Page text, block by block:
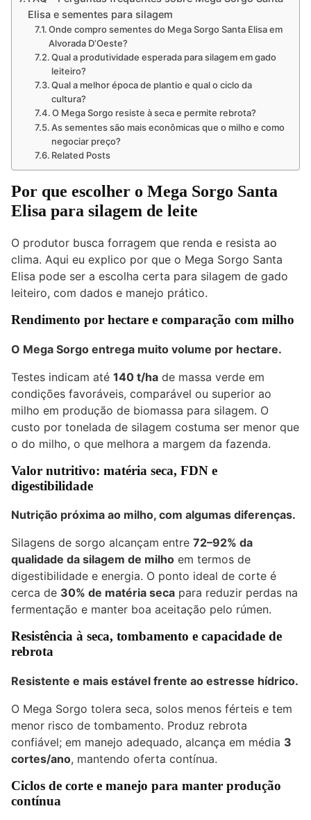
Elisa e sementes para silagem
Onde compro sementes do Mega Sorgo Santa Elisa em
Alvorada D’Oeste?
Qual a produtividade esperada para silagem em gado
leiteiro?
Qual a melhor época de plantio e qual o ciclo da
cultura?
O Mega Sorgo resiste à seca e permite rebrota?
As sementes são mais econômicas que o milho e como
negociar preço?
Related Posts
Por que escolher o Mega Sorgo Santa
Elisa para silagem de leite
O produtor busca forragem que renda e resista ao
clima. Aqui eu explico por que o Mega Sorgo Santa
Elisa pode ser a escolha certa para silagem de gado
leiteiro, com dados e manejo prático.
Rendimento por hectare e comparação com milho
O Mega Sorgo entrega muito volume por hectare.
Testes indicam até 140 t/ha de massa verde em
condições favoráveis, comparável ou superior ao
milho em produção de biomassa para silagem. O
custo por tonelada de silagem costuma ser menor que
o do milho, o que melhora a margem da fazenda.
Valor nutritivo: matéria seca, FDN e
digestibilidade
Nutrição próxima ao milho, com algumas diferenças.
Silagens de sorgo alcançam entre 72–92% da
qualidade da silagem de milho em termos de
digestibilidade e energia. O ponto ideal de corte é
cerca de 30% de matéria seca para reduzir perdas na
fermentação e manter boa aceitação pelo rúmen.
Resistência à seca, tombamento e capacidade de
rebrota
Resistente e mais estável frente ao estresse hídrico.
O Mega Sorgo tolera seca, solos menos férteis e tem
menor risco de tombamento. Produz rebrota
confiável; em manejo adequado, alcança em média 3
cortes/ano, mantendo oferta contínua.
Ciclos de corte e manejo para manter produção
contínua